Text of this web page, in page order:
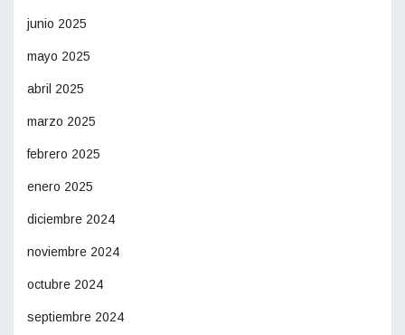
junio 2025
mayo 2025
abril 2025
marzo 2025
febrero 2025
enero 2025
diciembre 2024
noviembre 2024
octubre 2024
septiembre 2024